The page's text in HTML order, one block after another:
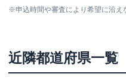
※申込時間や審査により希望に沿え
近隣都道府県一覧